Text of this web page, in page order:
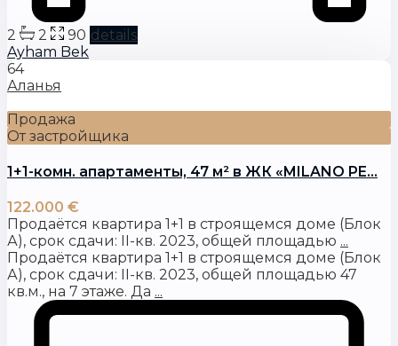
2 2 90 details
Ayham Bek
64
Аланья
Продажа
От застройщика
1+1-комн. апартаменты, 47 м² в ЖК «MILANO PE...
122.000 €
Продаётся квартира 1+1 в строящемся доме (Блок
А), срок сдачи: II-кв. 2023, общей площадью ...
Продаётся квартира 1+1 в строящемся доме (Блок
А), срок сдачи: II-кв. 2023, общей площадью 47
кв.м., на 7 этаже. Да ...